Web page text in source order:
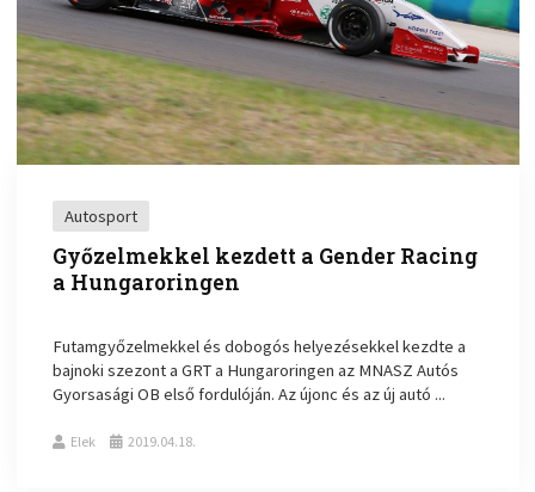
Autosport
Győzelmekkel kezdett a Gender Racing
a Hungaroringen
Futamgyőzelmekkel és dobogós helyezésekkel kezdte a
bajnoki szezont a GRT a Hungaroringen az MNASZ Autós
Gyorsasági OB első fordulóján. Az újonc és az új autó ...
Elek 2019.04.18.